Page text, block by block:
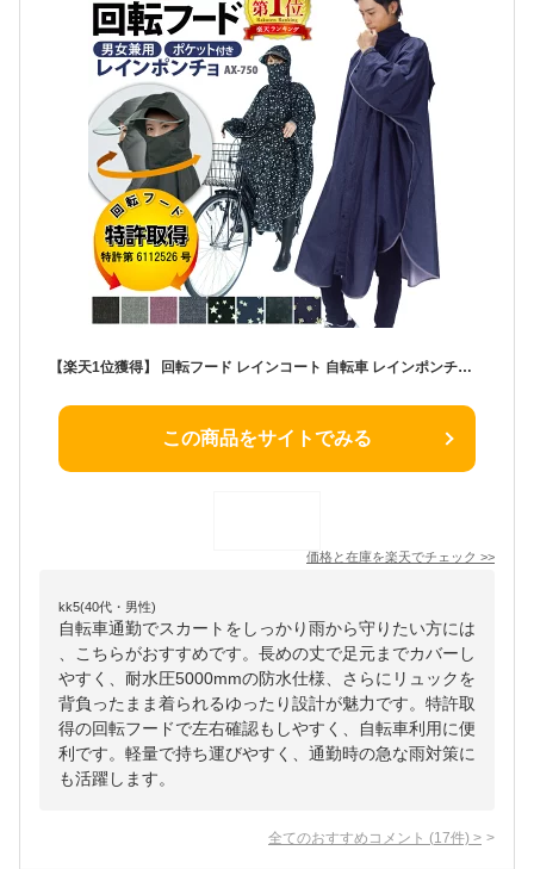
【楽天1位獲得】 回転フード レインコート 自転車 レインポンチョ 防水 レディース メンズ ax-750 原付 ポンチョ 通勤 通学 おしゃれ レインウェア リュック 防災 撥水 雨 首が回る カッパ 雨具 シンプル 男女兼用 公式 アエトニクス
この商品をサイトでみる
価格と在庫を楽天でチェック >>
kk5(40代・男性)
自転車通勤でスカートをしっかり雨から守りたい方には
、こちらがおすすめです。長めの丈で足元までカバーし
やすく、耐水圧5000mmの防水仕様、さらにリュックを
背負ったまま着られるゆったり設計が魅力です。特許取
得の回転フードで左右確認もしやすく、自転車利用に便
利です。軽量で持ち運びやすく、通勤時の急な雨対策に
も活躍します。
全てのおすすめコメント (17件) >